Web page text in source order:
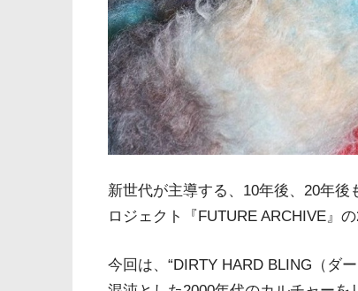
新世代が主導する、10年後、20年後
ロジェクト『FUTURE ARCHIVE』
今回は、“DIRTY HARD BLING（ダ